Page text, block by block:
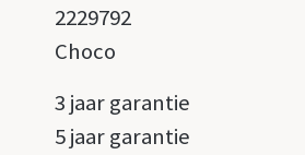
2229792
Choco
3 jaar garantie
5 jaar garantie